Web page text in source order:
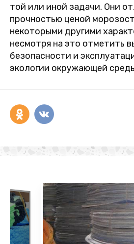
той или иной задачи. Они
прочностью ценой
некоторыми другими
несмотря на это отметить
безопасности и
экологии окружающей